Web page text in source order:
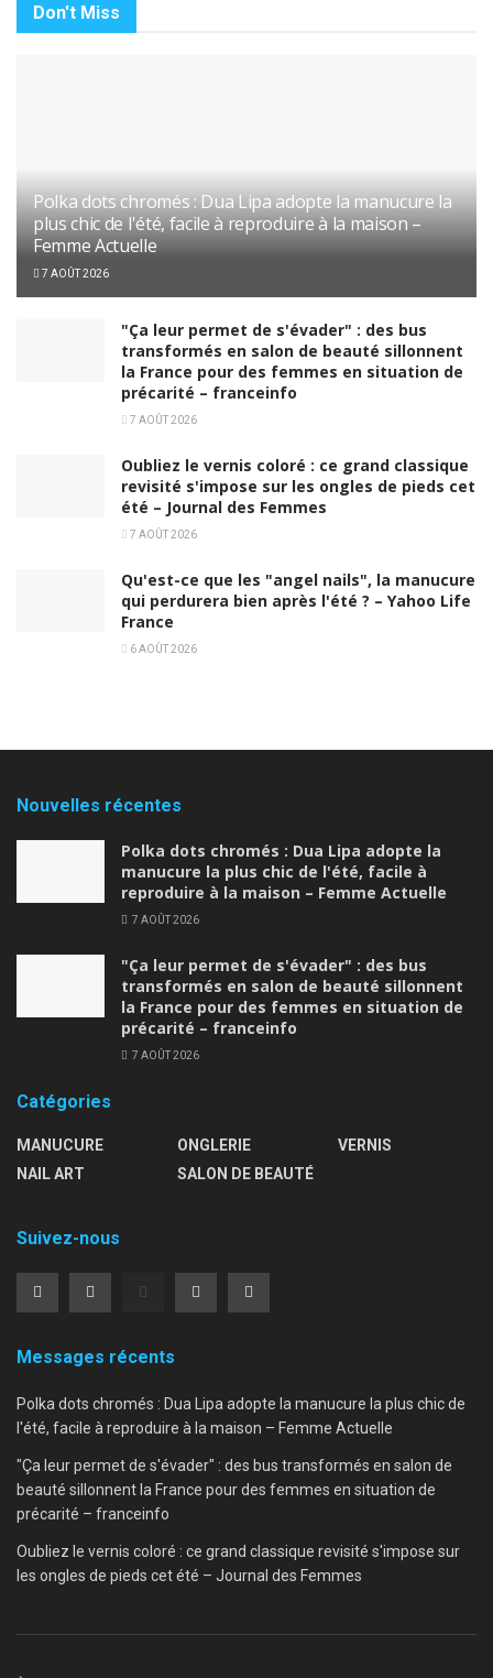
Don't Miss
Polka dots chromés : Dua Lipa adopte la manucure la
plus chic de l'été, facile à reproduire à la maison –
Femme Actuelle
7 AOÛT 2026
"Ça leur permet de s'évader" : des bus
transformés en salon de beauté sillonnent
la France pour des femmes en situation de
précarité – franceinfo
7 AOÛT 2026
Oubliez le vernis coloré : ce grand classique
revisité s'impose sur les ongles de pieds cet
été – Journal des Femmes
7 AOÛT 2026
Qu'est-ce que les "angel nails", la manucure
qui perdurera bien après l'été ? – Yahoo Life
France
6 AOÛT 2026
Nouvelles récentes
Polka dots chromés : Dua Lipa adopte la
manucure la plus chic de l'été, facile à
reproduire à la maison – Femme Actuelle
7 AOÛT 2026
"Ça leur permet de s'évader" : des bus
transformés en salon de beauté sillonnent
la France pour des femmes en situation de
précarité – franceinfo
7 AOÛT 2026
Catégories
MANUCURE
NAIL ART
ONGLERIE
SALON DE BEAUTÉ
VERNIS
Suivez-nous
Messages récents
Polka dots chromés : Dua Lipa adopte la manucure la plus chic de
l'été, facile à reproduire à la maison – Femme Actuelle
"Ça leur permet de s'évader" : des bus transformés en salon de
beauté sillonnent la France pour des femmes en situation de
précarité – franceinfo
Oubliez le vernis coloré : ce grand classique revisité s'impose sur
les ongles de pieds cet été – Journal des Femmes